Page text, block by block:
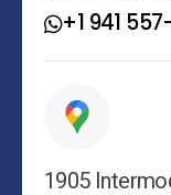
+1 941
1905